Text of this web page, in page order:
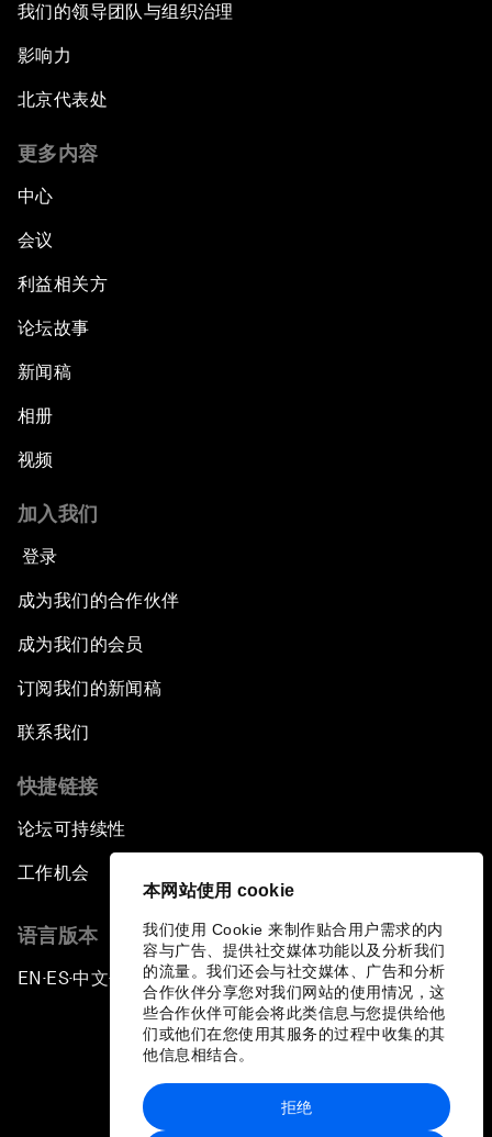
本网站使用 cookie
我们使用 Cookie 来制作贴合用户需求的内
容与广告、提供社交媒体功能以及分析我们
的流量。我们还会与社交媒体、广告和分析
合作伙伴分享您对我们网站的使用情况，这
些合作伙伴可能会将此类信息与您提供给他
们或他们在您使用其服务的过程中收集的其
他信息相结合。
拒绝
我们的领导团队与组织治理
影响力
北京代表处
更多内容
中心
会议
利益相关方
论坛故事
新闻稿
相册
视频
加入我们
登录
成为我们的合作伙伴
成为我们的会员
订阅我们的新闻稿
联系我们
快捷链接
论坛可持续性
工作机会
语言版本
EN ▪ ES▪中文▪ 日本語